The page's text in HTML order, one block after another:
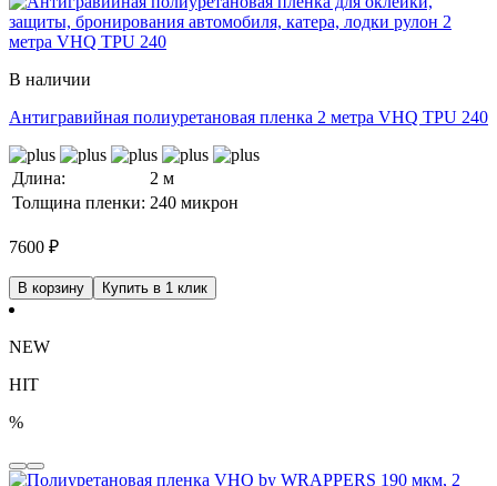
В наличии
Антигравийная полиуретановая пленка 2 метра VHQ TPU 240
Длина:
2 м
Толщина пленки: 240 микрон
7600 ₽
В корзину Купить в 1 клик
NEW
HIT
%